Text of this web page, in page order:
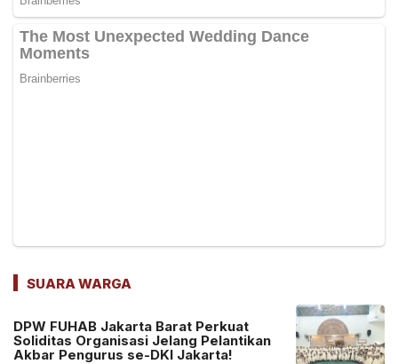
SUARA WARGA
DPW FUHAB Jakarta Barat Perkuat
Soliditas Organisasi Jelang Pelantikan
Akbar Pengurus se-DKI Jakarta!